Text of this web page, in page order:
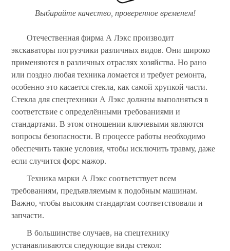
Выбирайте качество, проверенное временем!
Отечественная фирма А Лэкс производит
экскаваторы погрузчики различных видов. Они широко
применяются в различных отраслях хозяйства. Но рано
или поздно любая техника ломается и требует ремонта,
особенно это касается стекла, как самой хрупкой части.
Стекла для спецтехники А Лэкс должны выполняться в
соответствие с определёнными требованиями и
стандартами. В этом отношении ключевыми являются
вопросы безопасности. В процессе работы необходимо
обеспечить такие условия, чтобы исключить травму, даже
если случится форс мажор.
Техника марки А Лэкс соответствует всем
требованиям, предъявляемым к подобным машинам.
Важно, чтобы высоким стандартам соответствовали и
запчасти.
В большинстве случаев, на спецтехнику
устанавливаются следующие виды стекол: